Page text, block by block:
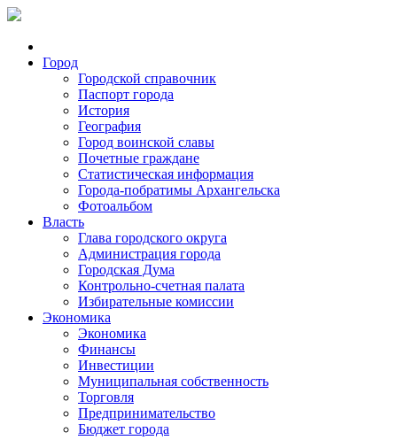
Город
Городской справочник
Паспорт города
История
География
Город воинской славы
Почетные граждане
Статистическая информация
Города-побратимы Архангельска
Фотоальбом
Власть
Глава городского округа
Администрация города
Городская Дума
Контрольно-счетная палата
Избирательные комиссии
Экономика
Экономика
Финансы
Инвестиции
Муниципальная собственность
Торговля
Предпринимательство
Бюджет города